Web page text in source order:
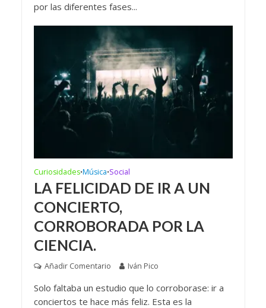
por las diferentes fases...
Curiosidades•Música•Social
LA FELICIDAD DE IR A UN
CONCIERTO,
CORROBORADA POR LA
CIENCIA.
Añadir Comentario Iván Pico
Solo faltaba un estudio que lo corroborase: ir a
conciertos te hace más feliz. Esta es la